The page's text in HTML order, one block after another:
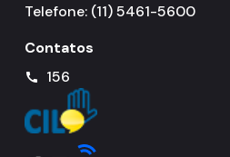
Telefone: (11) 5461-5600
Contatos
call 156